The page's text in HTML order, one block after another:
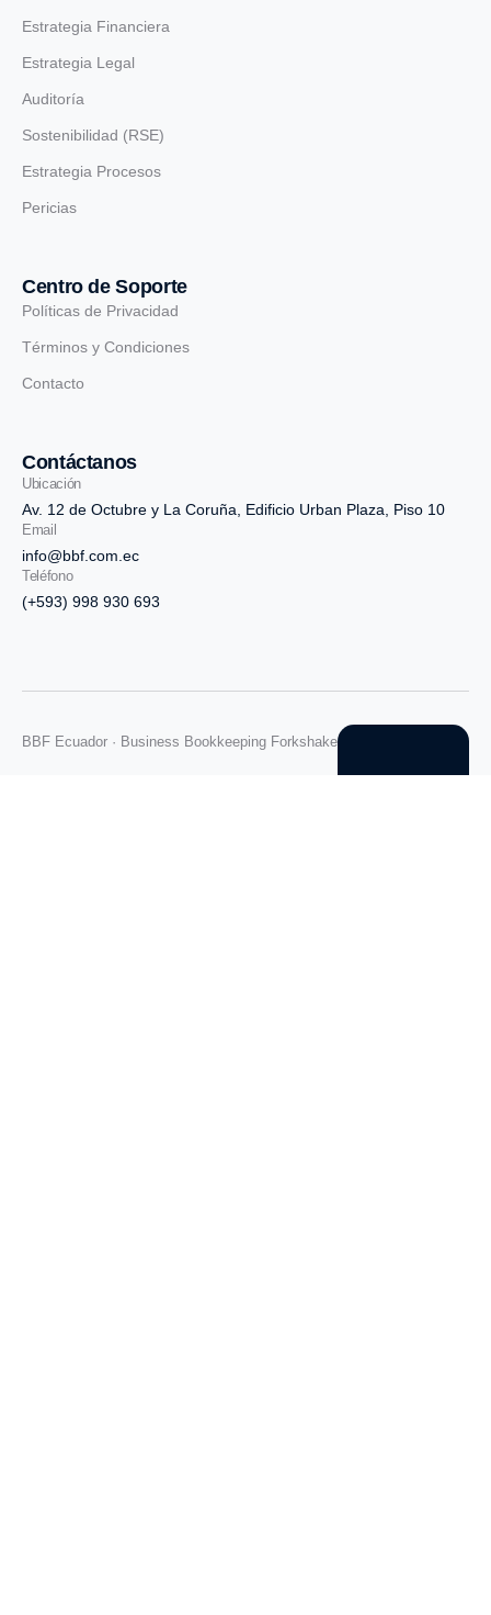
Estrategia Financiera
Estrategia Legal
Auditoría
Sostenibilidad (RSE)
Estrategia Procesos
Pericias
Centro de Soporte
Políticas de Privacidad
Términos y Condiciones
Contacto
Contáctanos
Ubicación
Av. 12 de Octubre y La Coruña, Edificio Urban Plaza, Piso 10
Email
info@bbf.com.ec
Teléfono
(+593) 998 930 693
BBF Ecuador · Business Bookkeeping Forkshake